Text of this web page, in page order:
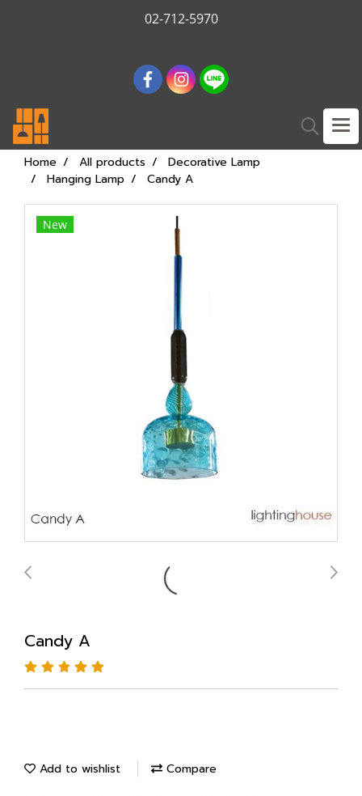
02-712-5970
Home All products
Decorative Lamp
Hanging Lamp
Candy A
New
Candy A
Add to wishlist Compare